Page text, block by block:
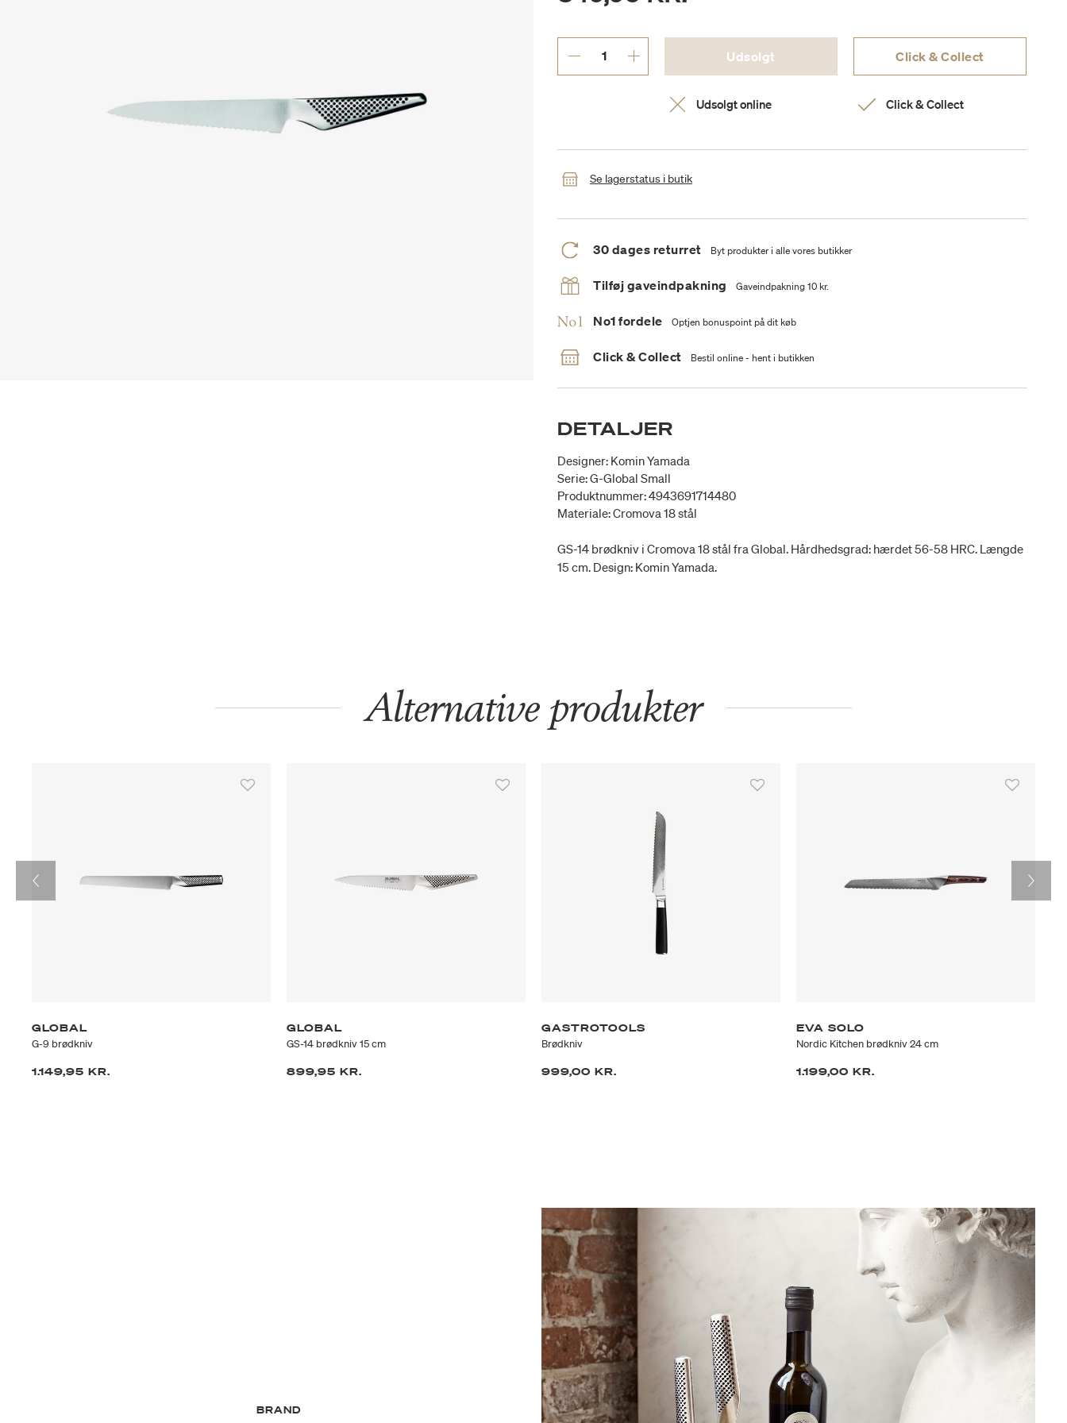
Udsolgt Click & Collect
Udsolgt online Click & Collect
Se lagerstatus i butik
30 dages returret Byt produkter i alle vores butikker
Tilføj gaveindpakning Gaveindpakning 10 kr.
No1 fordele Optjen bonuspoint på dit køb
Click & Collect Bestil online - hent i butikken
DETALJER
Designer: Komin Yamada
Serie: G-Global Small
Produktnummer: 4943691714480
Materiale: Cromova 18 stål
GS-14 brødkniv i Cromova 18 stål fra Global. Hårdhedsgrad: hærdet 56-58 HRC. Længde
15 cm. Design: Komin Yamada.
Alternative produkter
GLOBAL
G-9 brødkniv
1.149,95 KR.
GLOBAL
GS-14 brødkniv 15 cm
899,95 KR.
GASTROTOOLS
Brødkniv
999,00 KR.
EVA SOLO
Nordic Kitchen brødkniv 24 cm
1.199,00 KR.
BRAND